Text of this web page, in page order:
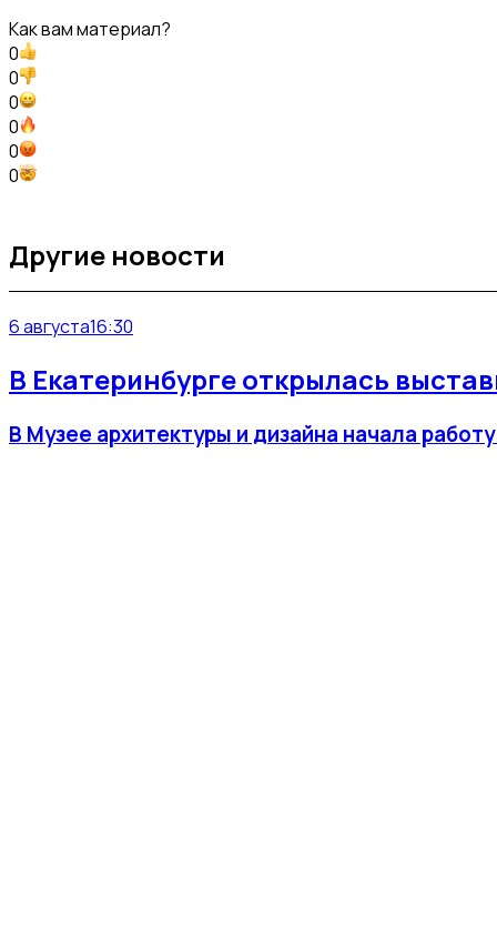
Как вам материал?
0
0
0
0
0
0
Другие новости
6 августа16:30
В Екатеринбурге открылась
В Музее архитектуры и дизайна начала